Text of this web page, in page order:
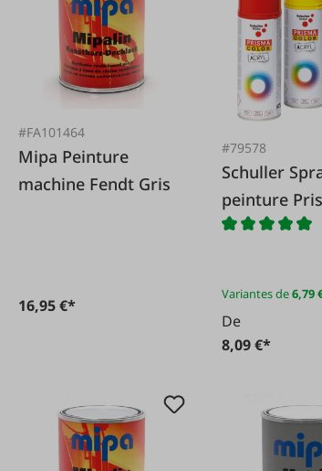
#FA101464
Mipa Peinture
machine Fendt Gris
16,95 €*
#79578
Schuller Spray de
peinture
Color
Variantes de6,79
De
8,09 €*